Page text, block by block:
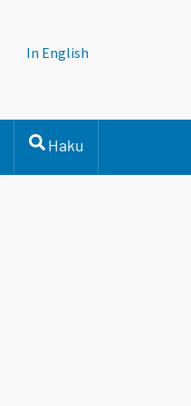
In English
Haku